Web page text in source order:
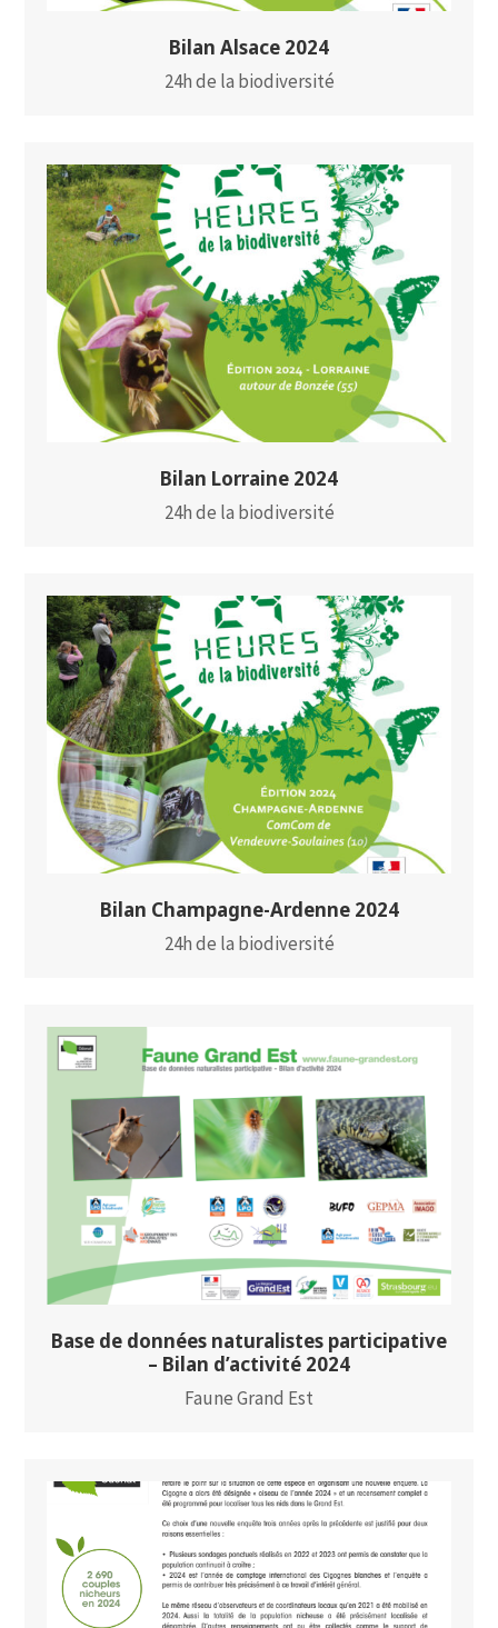
Bilan Alsace 2024
24h de la biodiversité
Bilan Lorraine 2024
24h de la biodiversité
Bilan Champagne-Ardenne 2024
24h de la biodiversité
Base de données naturalistes participative
– Bilan d’activité 2024
Faune Grand Est